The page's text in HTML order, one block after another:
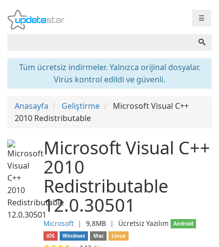
☰
Tüm ücretsiz indirmeler. Yalnızca orijinal dosyalar.
Virüs kontrol edildi ve güvenli.
Anasayfa Geliştirme
Microsoft Visual C++
2010 Redistributable
Microsoft Visual C++
2010
Redistributable
12.0.30501
Microsoft ❘ 9,8MB ❘ Ücretsiz Yazılım
Android
iOS
Windows Mac Linux